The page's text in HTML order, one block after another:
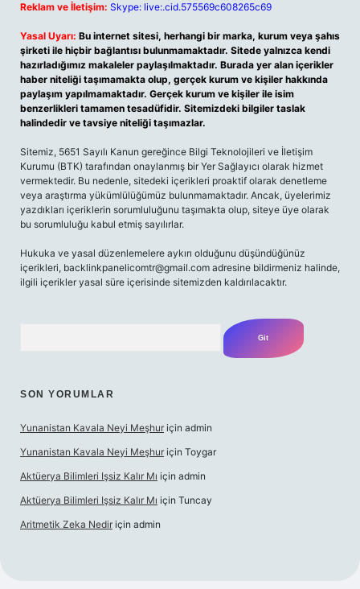
Reklam ve İletişim: Skype: live:.cid.575569c608265c69
Yasal Uyarı: Bu internet sitesi, herhangi bir marka, kurum veya şahıs
şirketi ile hiçbir bağlantısı bulunmamaktadır. Sitede yalnızca kendi
hazırladığımız makaleler paylaşılmaktadır. Burada yer alan içerikler
haber niteliği taşımamakta olup, gerçek kurum ve kişiler hakkında
paylaşım yapılmamaktadır. Gerçek kurum ve kişiler ile isim
benzerlikleri tamamen tesadüfidir. Sitemizdeki bilgiler taslak
halindedir ve tavsiye niteliği taşımazlar.
Sitemiz, 5651 Sayılı Kanun gereğince Bilgi Teknolojileri ve İletişim
Kurumu (BTK) tarafından onaylanmış bir Yer Sağlayıcı olarak hizmet
vermektedir. Bu nedenle, sitedeki içerikleri proaktif olarak denetleme
veya araştırma yükümlülüğümüz bulunmamaktadır. Ancak, üyelerimiz
yazdıkları içeriklerin sorumluluğunu taşımakta olup, siteye üye olarak
bu sorumluluğu kabul etmiş sayılırlar.
Hukuka ve yasal düzenlemelere aykırı olduğunu düşündüğünüz
içerikleri, backlinkpanelicomtr@gmail.com adresine bildirmeniz halinde,
ilgili içerikler yasal süre içerisinde sitemizden kaldırılacaktır.
SON YORUMLAR
Yunanistan Kavala Neyi Meşhur için admin
Yunanistan Kavala Neyi Meşhur için Toygar
Aktüerya Bilimleri Işsiz Kalır Mı için admin
Aktüerya Bilimleri Işsiz Kalır Mı için Tuncay
Aritmetik Zeka Nedir için admin